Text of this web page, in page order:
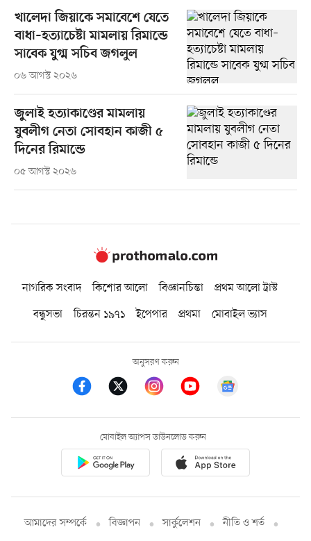
খালেদা জিয়াকে সমাবেশে যেতে
বাধা–হত্যাচেষ্টা মামলায় রিমান্ডে
সাবেক যুগ্ম সচিব জগলুল
০৬ আগস্ট ২০২৬
জুলাই হত্যাকাণ্ডের মামলায়
যুবলীগ নেতা সোবহান কাজী ৫
দিনের রিমান্ডে
০৫ আগস্ট ২০২৬
নাগরিক সংবাদ কিশোর আলো বিজ্ঞানচিন্তা
প্রথম আলো ট্রাস্ট
বন্ধুসভা
চিরন্তন ১৯৭১ ইপেপার প্রথমা মোবাইল ভ্যাস
অনুসরণ করুন
মোবাইল অ্যাপস ডাউনলোড করুন
আমাদের সম্পর্কে বিজ্ঞাপন সার্কুলেশন নীতি ও শর্ত